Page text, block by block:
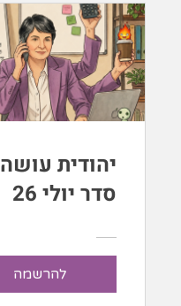
יהודית עושה
סדר יולי 26
להרשמה